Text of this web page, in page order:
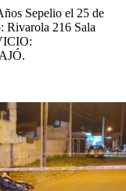
Sepelio el 25 de
Rivarola 216 Sala